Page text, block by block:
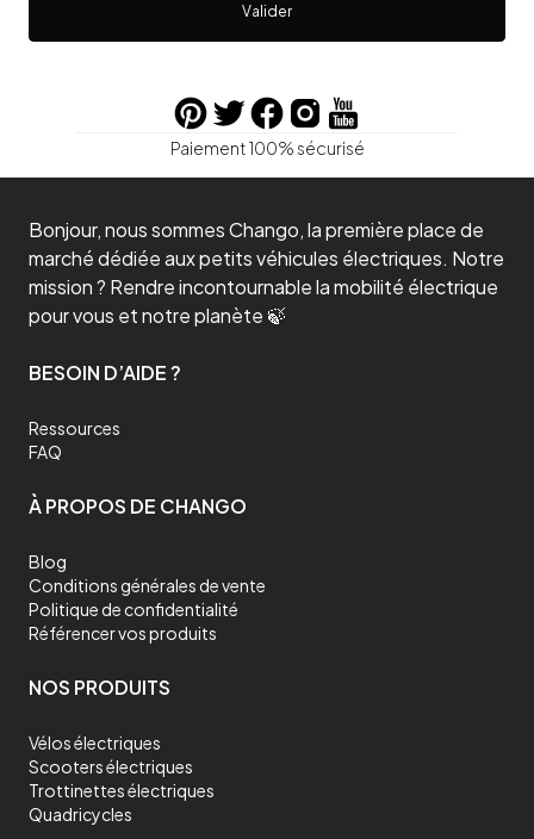
Valider
Paiement 100% sécurisé
Bonjour, nous sommes Chango, la première place de
marché dédiée aux petits véhicules électriques. Notre
mission ? Rendre incontournable la mobilité électrique
pour vous et notre planète 🍃
BESOIN D’AIDE ?
Ressources
FAQ
À PROPOS DE CHANGO
Blog
Conditions générales de vente
Politique de confidentialité
Référencer vos produits
NOS PRODUITS
Vélos électriques
Scooters électriques
Trottinettes électriques
Quadricycles